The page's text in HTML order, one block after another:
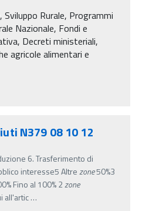
Sviluppo Rurale, Programmi
Nazionale, Fondi e
Decreti ministeriali,
agricole alimentari e
N379 08 10 12
6. Trasferimento di
interesse5 Altrezone50%3
Fino al 100% 2zone
all'artic…